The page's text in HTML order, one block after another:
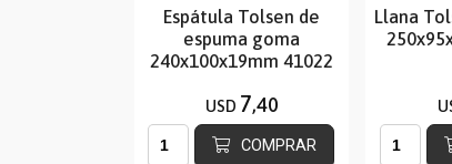
Espátula Tolsen de
espuma goma
240x100x19mm 41022
USD 7,40
COMPRAR
Llana